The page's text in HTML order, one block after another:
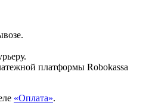
платформы Robokassa
«Оплата».